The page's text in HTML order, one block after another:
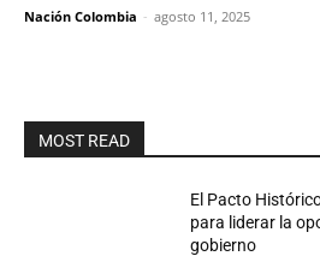
Nación Colombia - agosto 11, 2025
MOST READ
El Pacto
para liderar la
gobierno